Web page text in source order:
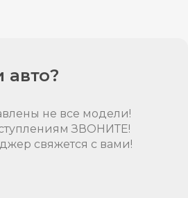
не все модели!
ЗВОНИТЕ!
свяжется с вами!